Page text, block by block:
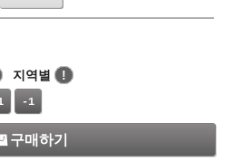
지역별
!
-1
구매하기